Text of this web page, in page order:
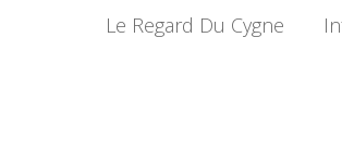
Le Regard Du Cygne